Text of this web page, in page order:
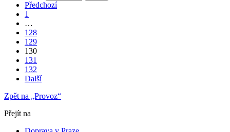
Předchozí
1
…
128
129
130
131
132
Další
Zpět na „Provoz“
Přejít na